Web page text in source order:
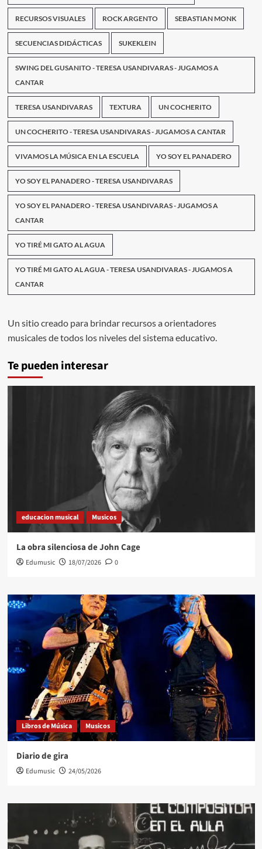
RECURSOS VISUALES ROCK ARGENTO SEBASTIAN MONK
SECUENCIAS DIDÁCTICAS SUKEKLEIN
SWING DEL GUSANITO - TERESA USANDIVARAS - JUGAMOS A
CANTAR
TERESA USANDIVARAS TEXTURA UN COCHERITO
UN COCHERITO - TERESA USANDIVARAS - JUGAMOS A CANTAR
VIVAMOS LA MÚSICA EN LA ESCUELA YO SOY EL PANADERO
YO SOY EL PANADERO - TERESA USANDIVARAS
YO SOY EL PANADERO - TERESA USANDIVARAS - JUGAMOS A
CANTAR
YO TIRÉ MI GATO AL AGUA
YO TIRÉ MI GATO AL AGUA - TERESA USANDIVARAS - JUGAMOS A
CANTAR
Un sitio creado para brindar recursos a orientadores
musicales de todos los niveles del sistema educativo.
Te pueden interesar
educacion musical Musicos
La obra silenciosa de John Cage
Edumusic 18/07/2026 0
Libros de Música Musicos
Diario de gira
Edumusic 24/05/2026